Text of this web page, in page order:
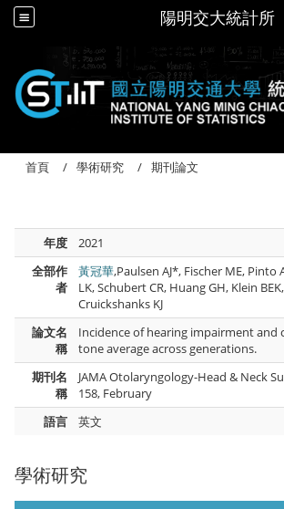
陽明交大統計所
學術研究
首頁 學術研究 期刊論文
年度
2021
全部作
者
黃冠華,Paulsen AJ*, Fischer ME, Pinto
LK, Schubert CR, Huang GH, Klein
Cruickshanks KJ
論文名
稱
Incidence of hearing impairment and
tone average across generations.
期刊名
稱
JAMA Otolaryngology-Head & Neck
158, February
語言
英文